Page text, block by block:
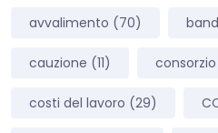
avvalimento (70)
cauzione (11) consorzio
costi del lavoro (29)